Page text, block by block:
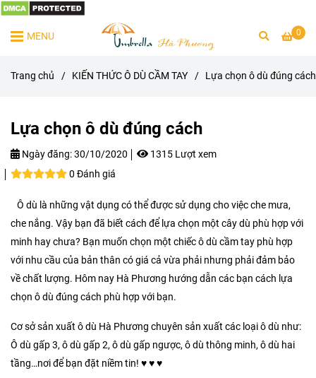
0
MENU
Trang chủ / KIẾN THỨC Ô DÙ CẦM TAY / Lựa chọn ô dù đúng cách
Lựa chọn ô dù đúng cách
Ngày đăng:30/10/2020
1315 Lượt xem
0 Đánh giá
Ô dù là những vật dụng có thể được sử dụng cho việc che mưa,
che nắng. Vậy bạn đã biết cách để lựa chọn một cây dù phù hợp với
minh hay chưa? Bạn muốn chọn một chiếc ô dù cầm tay phù hợp
với nhu cầu của bản thân có giá cả vừa phải nhưng phải đảm bảo
về chất lượng. Hôm nay Hà Phương hướng dẫn các bạn cách lựa
chọn ô dù đúng cách phù hợp với bạn.
Cơ sở sản xuất ô dù Hà Phương chuyên sản xuất các loại ô dù như:
Ô dù gấp 3, ô dù gấp 2, ô dù gấp ngược, ô dù thông minh, ô dù hai
tầng…nơi để bạn đặt niềm tin! ♥️ ♥️ ♥️